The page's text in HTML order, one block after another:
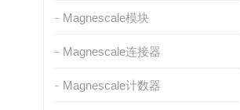
Magnescale模块
Magnescale连接器
Magnescale计数器